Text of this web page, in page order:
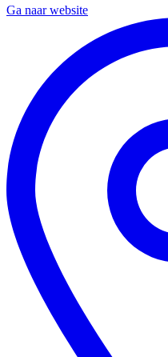
Ga naar website